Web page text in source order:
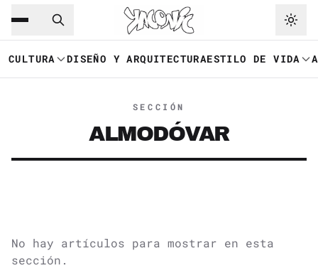
Saltar al contenido principal
CULTURA DISEÑO Y ARQUITECTURAESTILO DE VIDA
SECCIÓN
ALMODÓVAR
No hay artículos para mostrar en esta
sección.